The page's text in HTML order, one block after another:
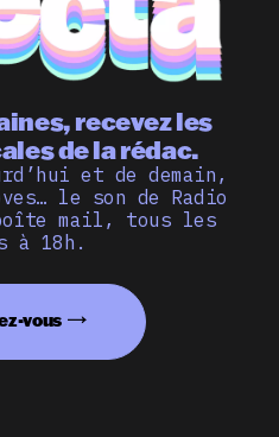
recevez les
de la rédac.
et de demain,
le son de Radio
mail, tous les
à 18h.
vous